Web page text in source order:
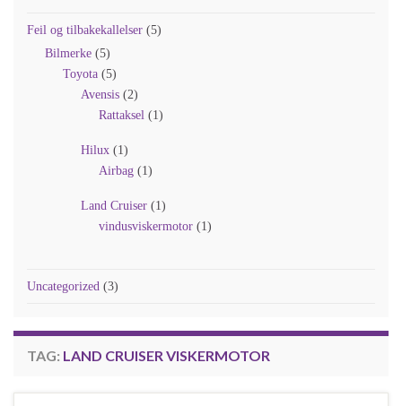
Feil og tilbakekallelser (5)
Bilmerke (5)
Toyota (5)
Avensis (2)
Rattaksel (1)
Hilux (1)
Airbag (1)
Land Cruiser (1)
vindusviskermotor (1)
Uncategorized (3)
TAG: LAND CRUISER VISKERMOTOR